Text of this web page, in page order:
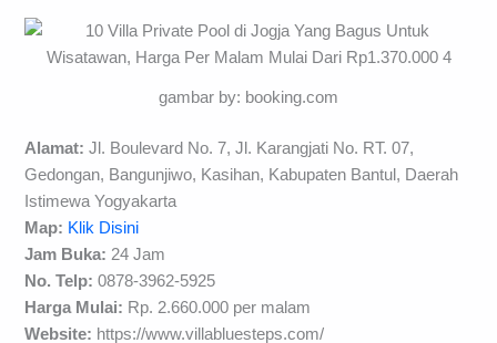
gambar by: booking.com
Alamat:Jl. Boulevard No. 7, Jl. Karangjati No. RT. 07,
Gedongan, Bangunjiwo, Kasihan, Kabupaten Bantul, Daerah
Istimewa Yogyakarta
Map: Klik Disini
Jam Buka: 24 Jam
No. Telp:0878-3962-5925
Harga Mulai: Rp. 2.660.000 per malam
Website: https://www.villabluesteps.com/